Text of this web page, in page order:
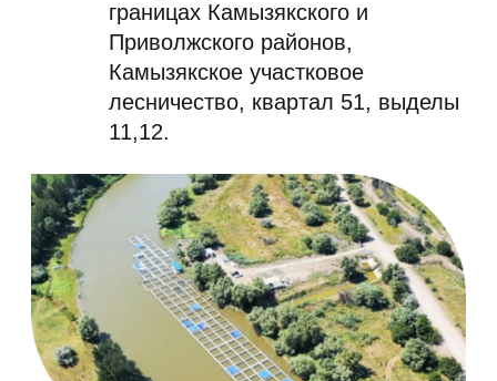
Уже более 8 лет компания занимается
производством легендарных
деликатесов: чёрная икра стерляди,
осетра, белуги; паюсная осетровая икра;
осетрина вяленая, горячего и холодного
копчения; ветчина из осетрины.
Высокое качество продукции
подтверждается сертификацией
международного образцаи отзывами
постоянных клиентов.